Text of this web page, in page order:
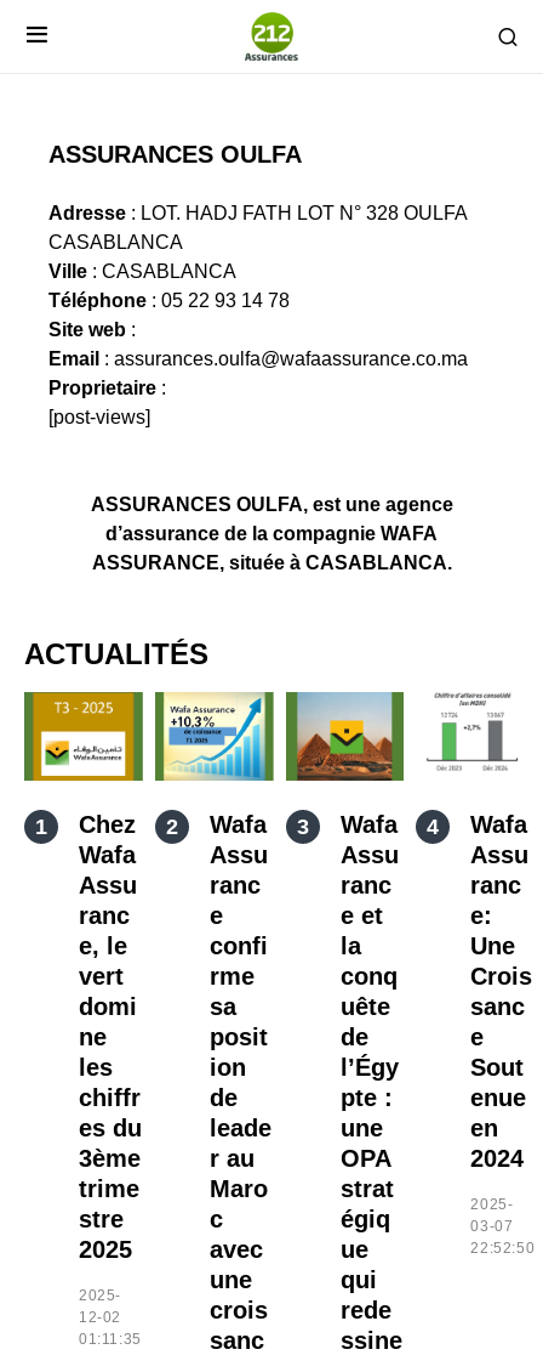
ASSURANCES OULFA
Adresse : LOT. HADJ FATH LOT N° 328 OULFA
CASABLANCA
Ville : CASABLANCA
Téléphone : 05 22 93 14 78
Site web :
Email : assurances.oulfa@wafaassurance.co.ma
Proprietaire :
[post-views]
ASSURANCES OULFA, est une agence
d’assurance de la compagnie WAFA
ASSURANCE, située à CASABLANCA.
ACTUALITÉS
Chez
Wafa
Assu
ranc
e, le
vert
domi
ne
les
chiffr
es du
3ème
trime
stre
2025
2025-
12-02
01:11:35
Wafa
Assu
ranc
e
confi
rme
sa
posit
ion
de
leade
r au
Maro
c
avec
une
crois
sanc
Wafa
Assu
ranc
e et
la
conq
uête
de
l’Égy
pte :
une
OPA
strat
égiq
ue
qui
rede
ssine
Wafa
Assu
ranc
e:
Une
Crois
sanc
e
Sout
enue
en
2024
2025-
03-07
22:52:50